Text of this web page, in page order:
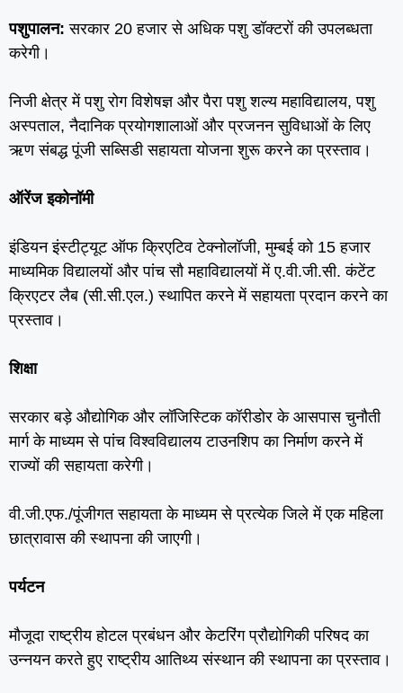
पशुपालन: सरकार 20 हजार से अधिक पशु डॉक्‍टरों की उपलब्‍धता
करेगी।
नि‍जी क्षेत्र में पशु रोग विशेषज्ञ और पैरा पशु शल्‍य महाविद्यालय, पशु
अस्‍पताल, नैदानिक प्रयोगशालाओं और प्रजनन सुविधाओं के लिए
ऋण संबद्ध पूंजी सब्सिडी सहायता योजना शुरू करने का प्रस्‍ताव।
ऑरेंज इकोनॉमी
इंडियन इंस्‍टीट्यूट ऑफ क्रिएटिव टेक्‍नोलॉजी, मुम्‍बई को 15 हजार
माध्‍यमिक विद्यालयों और पांच सौ महाविद्यालयों में ए.वी.जी.सी. कंटेंट
क्रिएटर लैब (सी.सी.एल.) स्‍थापित करने में सहायता प्रदान करने का
प्रस्‍ताव।
शिक्षा
सरकार बड़े औद्योगिक और लॉजिस्टिक कॉरीडोर के आसपास चुनौती
मार्ग के माध्‍यम से पांच विश्‍वविद्यालय टाउनशिप का ‍निर्माण करने में
राज्‍यों की सहायता करेगी।
वी.जी.एफ./पूंजीगत सहायता के माध्‍यम से प्रत्‍येक जिले में एक महिला
छात्रावास की स्‍थापना की जाएगी।
पर्यटन
मौजूदा राष्‍ट्रीय होटल प्रबंधन और केटरिंग प्रौद्योगिकी परिषद का
उन्‍नयन करते हुए राष्‍ट्रीय आतिथ्‍य संस्‍थान की स्‍थापना का प्रस्‍ताव।